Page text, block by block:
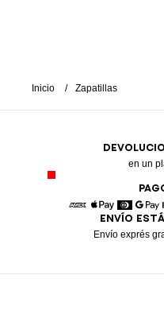
Inicio Zapatillas
en un
American Express
Apple Pay
Diners
ENVÍO
Envío exprés